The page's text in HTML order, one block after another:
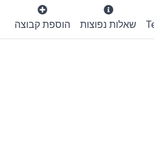
שאלות נפוצות הוספת קבוצה